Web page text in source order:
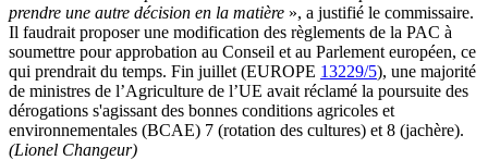
prendre une autre décision en la matière », a justifié le commissaire.
Il faudrait proposer une modification des règlements de la PAC à
soumettre pour approbation au Conseil et au Parlement européen, ce
qui prendrait du temps. Fin juillet (EUROPE 13229/5), une majorité
de ministres de l’Agriculture de l’UE avait réclamé la poursuite des
dérogations s'agissant des bonnes conditions agricoles et
environnementales (BCAE) 7 (rotation des cultures) et 8 (jachère).
(Lionel Changeur)